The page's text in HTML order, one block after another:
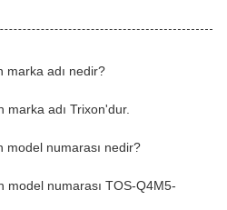
marka adı nedir?
marka adı Trixon'dur.
model numarası nedir?
model numarası TOS-Q4M5-